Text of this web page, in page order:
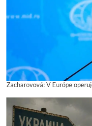
Zacharovová: V Európe